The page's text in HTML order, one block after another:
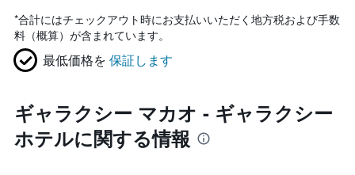
*合計にはチェックアウト時にお支払いいただく地方税および手数
料（概算）が含まれています。
最低価格を 保証します
ギャラクシー マカオ - ギャラクシー
ホテルに関する情報